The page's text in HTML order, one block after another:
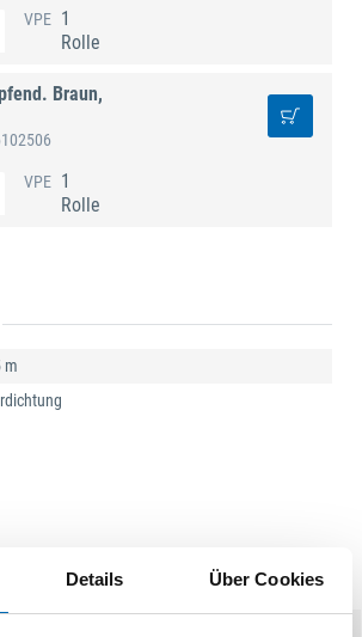
Details Über Cookies
VPE 1
Rolle
Braun,
VPE 1
Rolle
m